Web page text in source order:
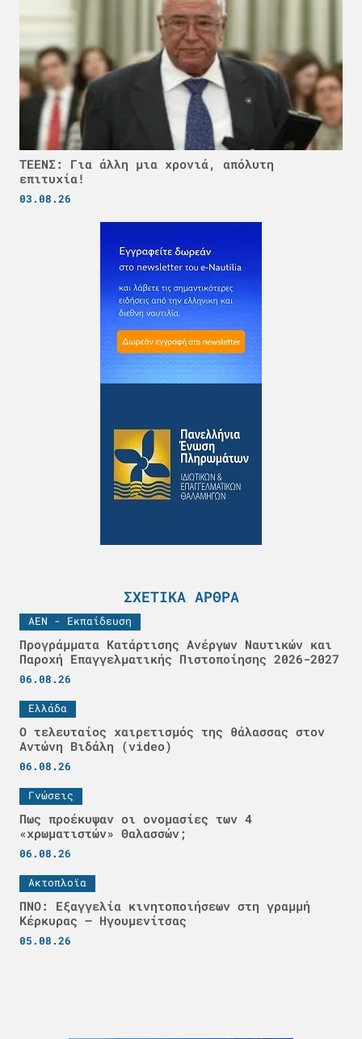
ΤΕΕΝΣ: Για άλλη μια χρονιά, απόλυτη
επιτυχία!
03.08.26
ΣΧΕΤΙΚΆ ΆΡΘΡΑ
ΑΕΝ - Εκπαίδευση
Προγράμματα Κατάρτισης Ανέργων Ναυτικών και
Παροχή Επαγγελματικής Πιστοποίησης 2026-2027
06.08.26
Ελλάδα
Ο τελευταίος χαιρετισμός της θάλασσας στον
Αντώνη Βιδάλη (video)
06.08.26
Γνώσεις
Πως προέκυψαν οι ονομασίες των 4
«χρωματιστών» Θαλασσών;
06.08.26
Ακτοπλοϊα
ΠΝΟ: Εξαγγελία κινητοποιήσεων στη γραμμή
Κέρκυρας – Ηγουμενίτσας
05.08.26